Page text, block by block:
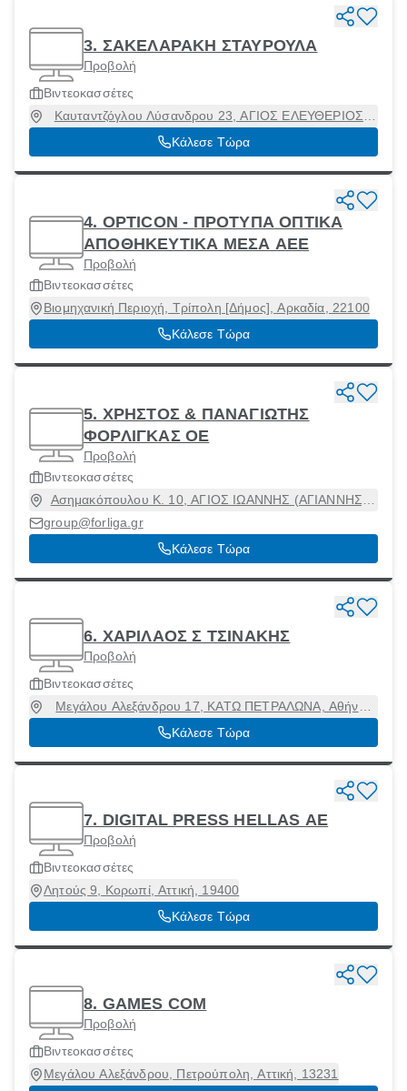
3. ΣΑΚΕΛΑΡΑΚΗ ΣΤΑΥΡΟΥΛΑ
Προβολή
Βιντεοκασσέτες
Καυταντζόγλου Λύσανδρου 23, ΑΓΙΟΣ ΕΛΕΥΘΕΡΙΟΣ,
Αθήνα [Δήμος], Αττική, 11144
Κάλεσε Τώρα
4. OPTICON - ΠΡΟΤΥΠΑ ΟΠΤΙΚΑ
ΑΠΟΘΗΚΕΥΤΙΚΑ ΜΕΣΑ ΑΕΕ
Προβολή
Βιντεοκασσέτες
Βιομηχανική Περιοχή, Τρίπολη [Δήμος], Αρκαδία, 22100
Κάλεσε Τώρα
5. ΧΡΗΣΤΟΣ & ΠΑΝΑΓΙΩΤΗΣ
ΦΟΡΛΙΓΚΑΣ ΟΕ
Προβολή
Βιντεοκασσέτες
Ασημακόπουλου Κ. 10, ΑΓΙΟΣ ΙΩΑΝΝΗΣ (ΑΓΙΑΝΝΗΣ),
Αγία Παρασκευή, Αττική, 15342
group@forliga.gr
Κάλεσε Τώρα
6. ΧΑΡΙΛΑΟΣ Σ ΤΣΙΝΑΚΗΣ
Προβολή
Βιντεοκασσέτες
Μεγάλου Αλεξάνδρου 17, ΚΑΤΩ ΠΕΤΡΑΛΩΝΑ, Αθήνα
[Δήμος], Αττική, 19013
Κάλεσε Τώρα
7. DIGITAL PRESS HELLAS ΑΕ
Προβολή
Βιντεοκασσέτες
Λητούς 9, Κορωπί, Αττική, 19400
Κάλεσε Τώρα
8. GAMES COM
Προβολή
Βιντεοκασσέτες
Μεγάλου Αλεξάνδρου, Πετρούπολη, Αττική, 13231